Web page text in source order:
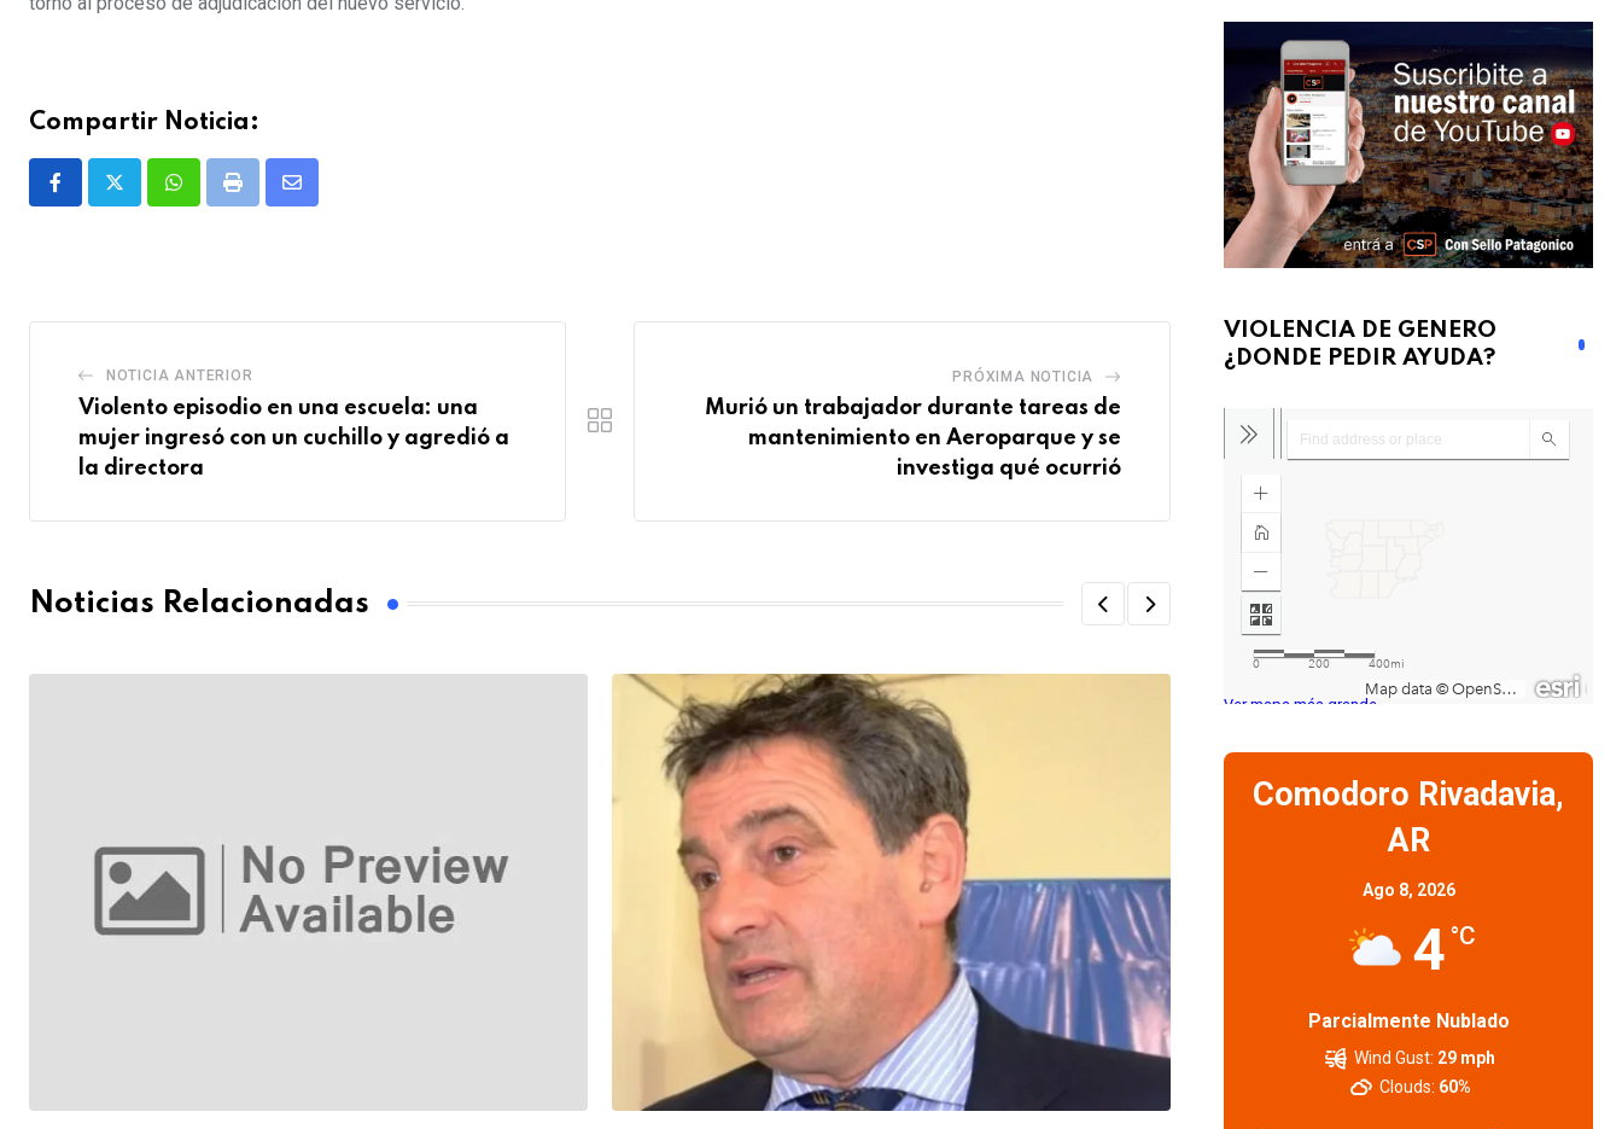
Compartir Noticia:
WhatsappPrint
Share
NOTICIA ANTERIOR
Violento episodio en una escuela: una
mujer ingresó con un cuchillo y agredió a
la directora
PRÓXIMA NOTICIA
Murió un trabajador durante tareas de
mantenimiento en Aeroparque y se
investiga qué ocurrió
Noticias Relacionadas
VIOLENCIA DE GENERO
¿DONDE PEDIR AYUDA?
Ver mapa más grande
Comodoro Rivadavia,
AR
Ago 8, 2026
4 °C
Parcialmente Nublado
Wind Gust: 29 mph
Clouds: 60%